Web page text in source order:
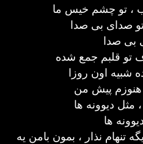
، تو چشم خیس ما
صدای بی صدا
تو قلبم جمع شده
شبیه اون روزا
، هنوزم پیش من
مثل دیوونه ها
تنهام نذار ، بمون بامن یه